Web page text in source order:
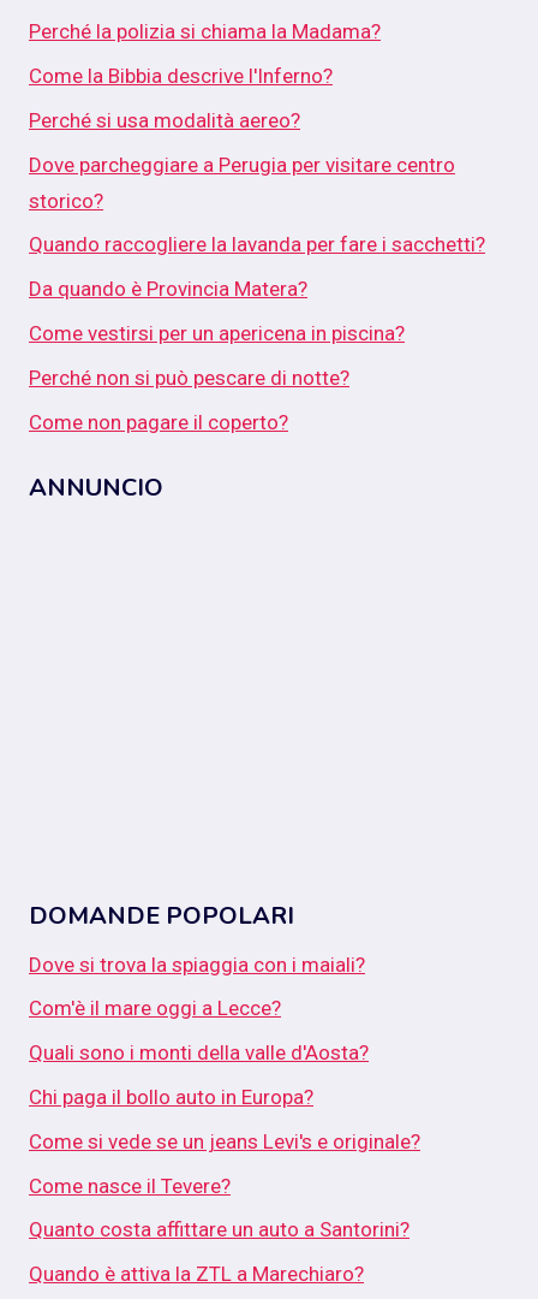
Perché la polizia si chiama la Madama?
Come la Bibbia descrive l'Inferno?
Perché si usa modalità aereo?
Dove parcheggiare a Perugia per visitare centro
storico?
Quando raccogliere la lavanda per fare i sacchetti?
Da quando è Provincia Matera?
Come vestirsi per un apericena in piscina?
Perché non si può pescare di notte?
Come non pagare il coperto?
ANNUNCIO
DOMANDE POPOLARI
Dove si trova la spiaggia con i maiali?
Com'è il mare oggi a Lecce?
Quali sono i monti della valle d'Aosta?
Chi paga il bollo auto in Europa?
Come si vede se un jeans Levi's e originale?
Come nasce il Tevere?
Quanto costa affittare un auto a Santorini?
Quando è attiva la ZTL a Marechiaro?